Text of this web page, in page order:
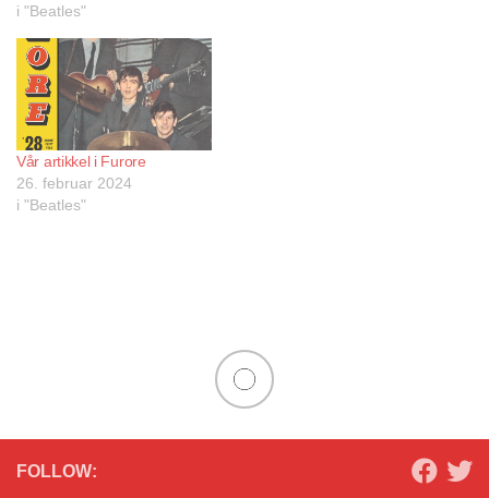
i "Beatles"
Vår artikkel i Furore
26. februar 2024
i "Beatles"
FOLLOW: